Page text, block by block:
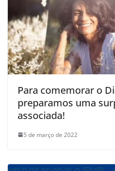
Para comemorar o
preparamos uma
associada!
5 de março de 2022